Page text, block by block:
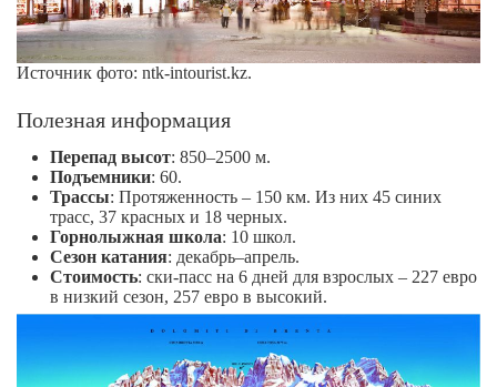
Источник фото: ntk-intourist.kz.
Полезная информация
Перепад высот: 850–2500 м.
Подъемники: 60.
Трассы: Протяженность – 150 км. Из них 45 синих
трасс, 37 красных и 18 черных.
Горнолыжная школа: 10 школ.
Сезон катания: декабрь–апрель.
Стоимость: ски-пасс на 6 дней для взрослых – 227 евро
в низкий сезон, 257 евро в высокий.